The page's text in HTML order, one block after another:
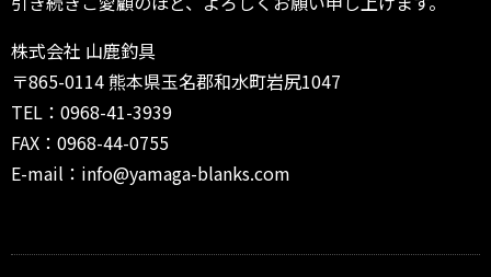
株式会社 山鹿釣具
〒865-0114 熊本県玉名郡和水町岩尻1047
TEL：0968-41-3939
FAX：0968-44-0755
E-mail：info@yamaga-blanks.com